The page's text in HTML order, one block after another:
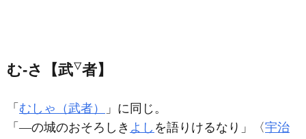
む‐さ【武▽者】
「 むしゃ（武者）
」に同じ。
「―の城のおそろしき よし を語りけるなり」〈宇治